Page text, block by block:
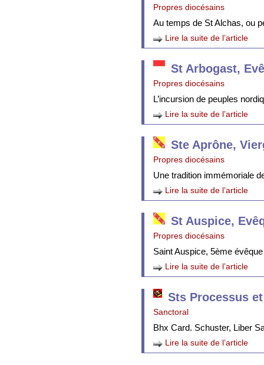
Propres diocésains
Au temps de St Alchas, ou
Lire la suite de l’article
St Arbogast,
Propres diocésains
L’incursion de peuples
Lire la suite de l’article
Ste Aprône,
Propres diocésains
Une tradition immémoriale
Lire la suite de l’article
St Auspice,
Propres diocésains
Saint Auspice, 5ème
Lire la suite de l’article
Sts Processus
Sanctoral
Bhx Card. Schuster, Liber
Lire la suite de l’article